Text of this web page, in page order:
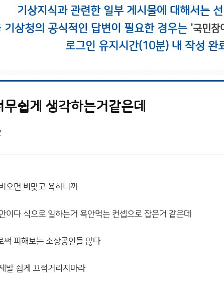
기상지식과 관련한 일부 게시물에 대해서는
상청의 공식적인 답변이 필요한 경우는 '국민참
로그인 유지시간(10분) 내 작성 완
쉽게 생각하는거같은데
오면 비맞고 욕하니까
이다 식으로 일하는거 욕안먹는 컨셉으로 잡은거 같은데
써 피해보는 소상공인들 많다
발 쉽게 끄적거리지마라